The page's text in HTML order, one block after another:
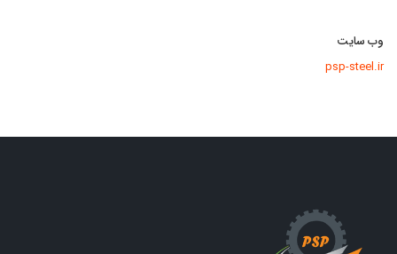
وب سایت
psp-steel.ir